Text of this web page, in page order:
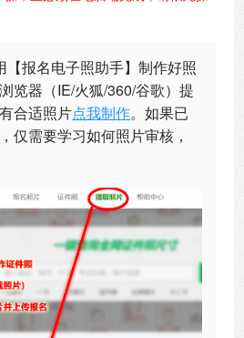
【报名电子照助手】制作好照
览器（IE/火狐/360/谷歌）提
合适照片点我制作。如果已
仅需要学习如何照片审核，